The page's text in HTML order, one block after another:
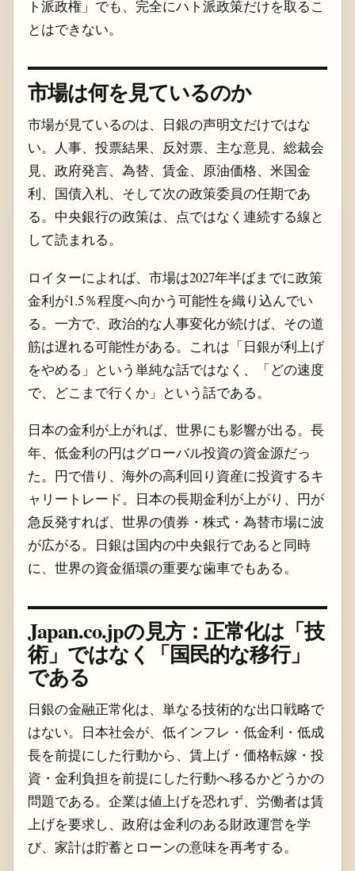
ト派政権」でも、完全にハト派政策だけを取るこ
とはできない。
市場は何を見ているのか
市場が見ているのは、日銀の声明文だけではな
い。人事、投票結果、反対票、主な意見、総裁会
見、政府発言、為替、賃金、原油価格、米国金
利、国債入札、そして次の政策委員の任期であ
る。中央銀行の政策は、点ではなく連続する線と
して読まれる。
ロイターによれば、市場は2027年半ばまでに政策
金利が1.5％程度へ向かう可能性を織り込んでい
る。一方で、政治的な人事変化が続けば、その道
筋は遅れる可能性がある。これは「日銀が利上げ
をやめる」という単純な話ではなく、「どの速度
で、どこまで行くか」という話である。
日本の金利が上がれば、世界にも影響が出る。長
年、低金利の円はグローバル投資の資金源だっ
た。円で借り、海外の高利回り資産に投資するキ
ャリートレード。日本の長期金利が上がり、円が
急反発すれば、世界の債券・株式・為替市場に波
が広がる。日銀は国内の中央銀行であると同時
に、世界の資金循環の重要な歯車でもある。
Japan.co.jpの見方：正常化は「技
術」ではなく「国民的な移行」
である
日銀の金融正常化は、単なる技術的な出口戦略で
はない。日本社会が、低インフレ・低金利・低成
長を前提にした行動から、賃上げ・価格転嫁・投
資・金利負担を前提にした行動へ移るかどうかの
問題である。企業は値上げを恐れず、労働者は賃
上げを要求し、政府は金利のある財政運営を学
び、家計は貯蓄とローンの意味を再考する。